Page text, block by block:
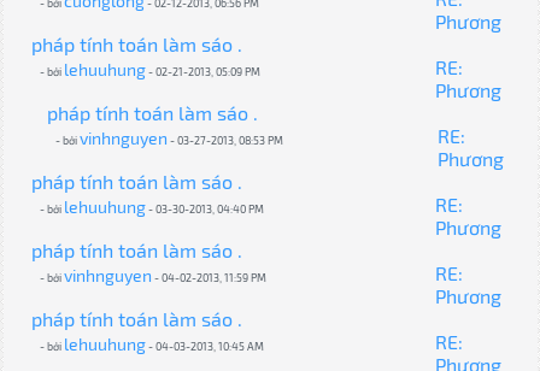
- bởi - 02-12-2013, 06:56 PM
Phương
pháp tính toán làm sáo .
- bởi lehuuhung- 02-21-2013, 05:09 PM
RE:
Phương
pháp tính toán làm sáo .
- bởivinhnguyen - 03-27-2013, 08:53 PM
RE:
Phương
pháp tính toán làm sáo .
- bởi lehuuhung- 03-30-2013, 04:40 PM
RE:
Phương
pháp tính toán làm sáo .
- bởivinhnguyen - 04-02-2013, 11:59 PM
RE:
Phương
pháp tính toán làm sáo .
- bởi lehuuhung- 04-03-2013, 10:45 AM
RE:
Phương